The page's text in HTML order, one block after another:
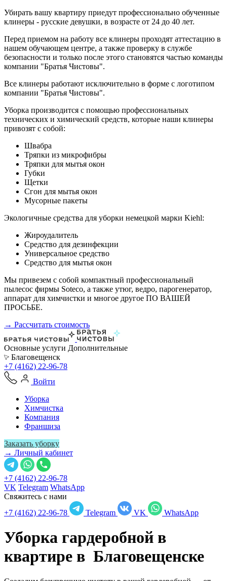
Убирать вашу квартиру приедут профессионально обученные
клинеры - русские девушки, в возрасте от 24 до 40 лет.
Перед приемом на работу все клинеры проходят аттестацию в
нашем обучающем центре, а также проверку в службе
безопасности и только после этого становятся частью команды
компании "Братья Чистовы".
Все клинеры работают исключительно в форме с логотипом
компании "Братья Чистовы".
Уборка производится с помощью профессиональных
технических и химический средств, которые наши клинеры
привозят с собой:
Швабра
Тряпки из микрофибры
Тряпки для мытья окон
Губки
Щетки
Сгон для мытья окон
Мусорные пакеты
Экологичные средства для уборки немецкой марки Kiehl:
Жироудалитель
Средство для дезинфекции
Универсальное средство
Средство для мытья окон
Мы привезем с собой компактный профессиональный
пылесос фирмы Soteco, а также утюг, ведро, парогенератор,
аппарат для химчистки и многое другое ПО ВАШЕЙ
ПРОСЬБЕ.
→ Рассчитать стоимость
Основные услуги Дополнительные
Благовещенск
+7 (4162) 22-96-78
Войти
Уборка
Химчистка
Компания
Франшиза
Заказать уборку
→ Личный кабинет
+7 (4162) 22-96-78
VK Telegram WhatsApp
Свяжитесь с нами
+7 (4162) 22-96-78
Telegram VK WhatsApp
Уборка гардеробной в
квартире в Благовещенске